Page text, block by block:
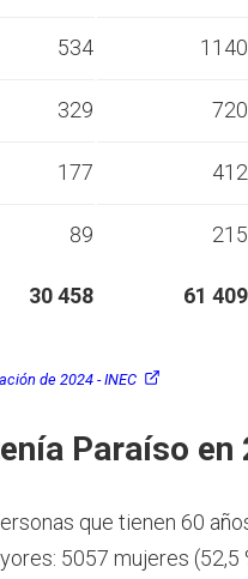
534 1140
329 720
177 412
89 215
30 458 61 409
de 2024 - INEC
Paraíso en
que tienen 60
5057 mujeres (52,5